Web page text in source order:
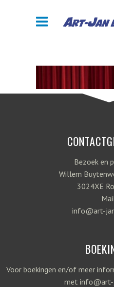
Bezoek en
Willem
3024XE
info@art-
Voor boekingen en/of meer
met info@art-